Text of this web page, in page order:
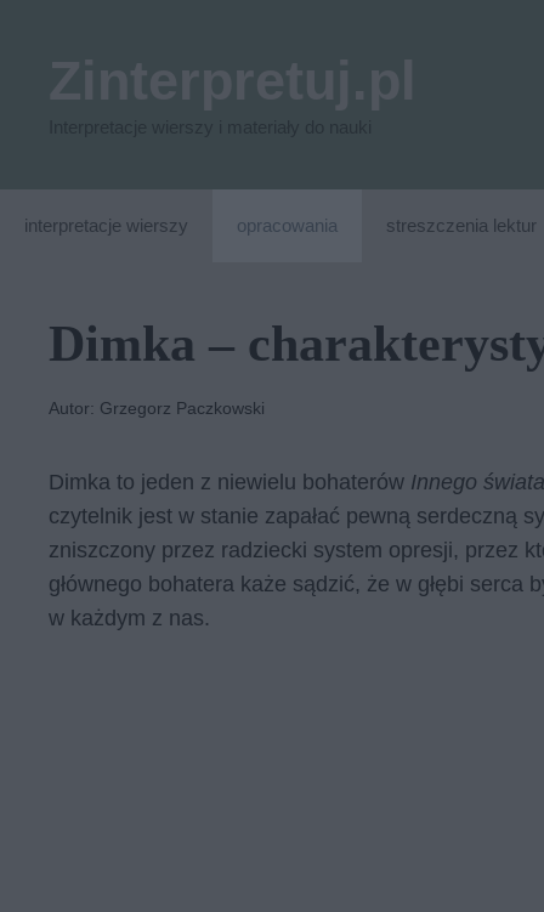
interpretacje wierszy opracowania streszczenia lektur
Dimka –
Autor: Grzegorz Paczkowski
Dimka to jeden z niewielu bohaterów Innego świata
czytelnik jest w stanie zapałać pewną serdeczną
zniszczony przez radziecki system opresji, przez
głównego bohatera każe sądzić, że w głębi serca
w każdym z nas.